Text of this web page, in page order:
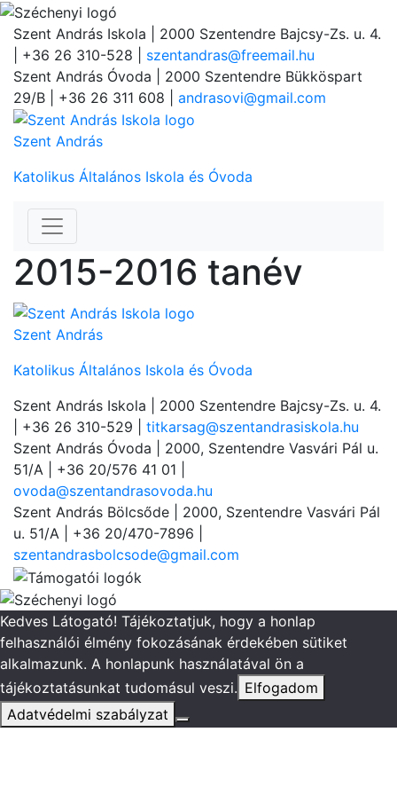
Szent András Iskola | 2000 Szentendre Bajcsy-Zs. u. 4.
| +36 26 310-528 | szentandras@freemail.hu
Szent András Óvoda | 2000 Szentendre Bükköspart
29/B | +36 26 311 608 | andrasovi@gmail.com
Szent András
Katolikus Általános Iskola és Óvoda
2015-2016 tanév
Szent András
Katolikus Általános Iskola és Óvoda
Szent András Iskola | 2000 Szentendre Bajcsy-Zs. u. 4.
| +36 26 310-529 | titkarsag@szentandrasiskola.hu
Szent András Óvoda | 2000, Szentendre Vasvári Pál u.
51/A | +36 20/576 41 01 |
ovoda@szentandrasovoda.hu
Szent András Bölcsőde | 2000, Szentendre Vasvári Pál
u. 51/A | +36 20/470-7896 |
szentandrasbolcsode@gmail.com
Kedves Látogató! Tájékoztatjuk, hogy a honlap
felhasználói élmény fokozásának érdekében sütiket
alkalmazunk. A honlapunk használatával ön a
tájékoztatásunkat tudomásul veszi. Elfogadom
Adatvédelmi szabályzat